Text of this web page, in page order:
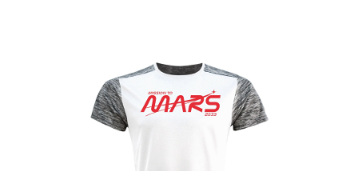
la
página
tiene
múltiples